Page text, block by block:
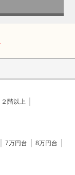
２階以上
7万円台
8万円台